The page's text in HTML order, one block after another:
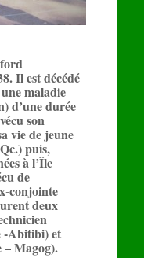
Il est décédé
maladie
d’une durée
son
vie de jeune
puis,
à l’Île
de
conjointe
deux
-Abitibi) et
Magog).